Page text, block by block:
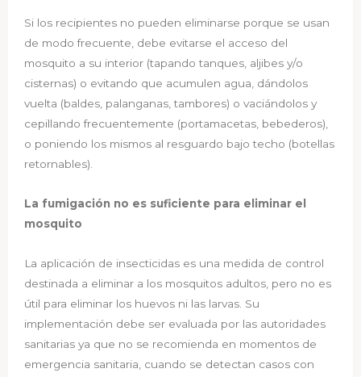
Si los recipientes no pueden eliminarse porque se usan
de modo frecuente, debe evitarse el acceso del
mosquito a su interior (tapando tanques, aljibes y/o
cisternas) o evitando que acumulen agua, dándolos
vuelta (baldes, palanganas, tambores) o vaciándolos y
cepillando frecuentemente (portamacetas, bebederos),
o poniendo los mismos al resguardo bajo techo (botellas
retornables).
La fumigación no es suficiente para eliminar el
mosquito
La aplicación de insecticidas es una medida de control
destinada a eliminar a los mosquitos adultos, pero no es
útil para eliminar los huevos ni las larvas. Su
implementación debe ser evaluada por las autoridades
sanitarias ya que no se recomienda en momentos de
emergencia sanitaria, cuando se detectan casos con